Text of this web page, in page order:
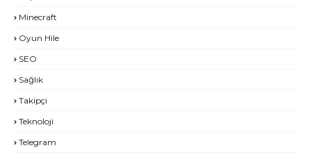
Minecraft
Oyun Hile
SEO
Sağlık
Takipçi
Teknoloji
Telegram